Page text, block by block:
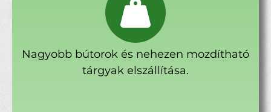
Nagyobb bútorok és nehezen mozdítható
tárgyak elszállítása.